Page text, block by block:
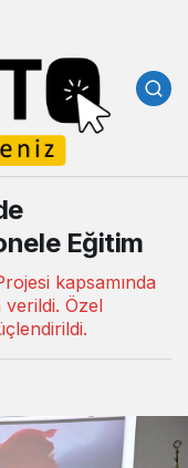
Eğitim
kapsamında
verildi. Özel